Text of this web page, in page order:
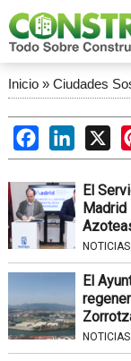
Inicio» Ciudades
FacebookLinkedIn
X
El
Madrid
NOTICIAS
El
NOTICIAS